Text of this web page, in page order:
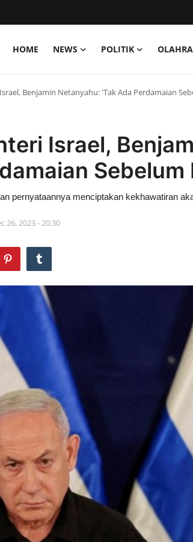
HOME NEWS POLITIK
Benjamin Netanyahu: 'Tak Ada Perdamaian
Israel,
pernyataannya menciptakan kekhawatiran
26, 2023 - 20:30